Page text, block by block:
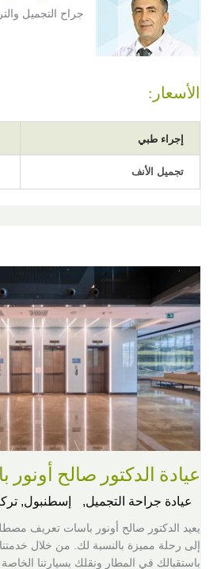
جراح التجميل
الأسعار:
إجراء طبي
تجميل الأنف
عيادة الدكتور صالح أونور
عيادة جراحة التجميل, إسطنبول,
يعيد الدكتور صالح أونور باسات تعريف
باستقبالك في المطار ونقلك بسيارتنا